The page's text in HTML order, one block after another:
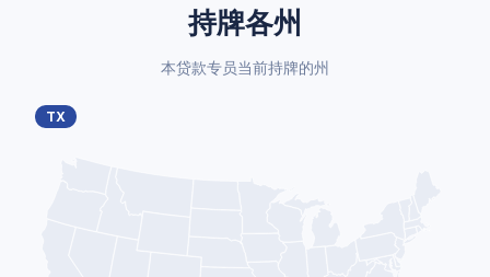
持牌各州
本贷款专员当前持牌的州
TX